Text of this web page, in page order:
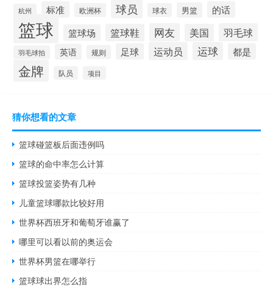
杭州 标准 欧洲杯 球员 球衣 男篮 的话
篮球 篮球场 篮球鞋 网友 美国 羽毛球
羽毛球拍 英语 规则 足球 运动员 运球 都是
金牌 队员 项目
猜你想看的文章
篮球碰篮板后面违例吗
篮球的命中率怎么计算
篮球投篮姿势有几种
儿童篮球哪款比较好用
世界杯西班牙和葡萄牙谁赢了
哪里可以看以前的奥运会
世界杯男篮在哪举行
篮球球出界怎么指